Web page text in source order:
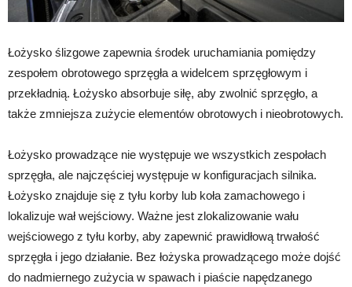
Łożysko ślizgowe zapewnia środek uruchamiania pomiędzy
zespołem obrotowego sprzęgła a widelcem sprzęgłowym i
przekładnią. Łożysko absorbuje siłę, aby zwolnić sprzęgło, a
także zmniejsza zużycie elementów obrotowych i nieobrotowych.
Łożysko prowadzące nie występuje we wszystkich zespołach
sprzęgła, ale najczęściej występuje w konfiguracjach silnika.
Łożysko znajduje się z tyłu korby lub koła zamachowego i
lokalizuje wał wejściowy. Ważne jest zlokalizowanie wału
wejściowego z tyłu korby, aby zapewnić prawidłową trwałość
sprzęgła i jego działanie. Bez łożyska prowadzącego może dojść
do nadmiernego zużycia w spawach i piaście napędzanego